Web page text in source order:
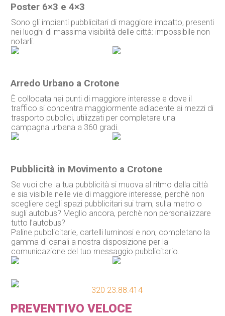
Poster 6×3 e 4×3
Sono gli impianti pubblicitari di maggiore impatto, presenti
nei luoghi di massima visibilità delle città: impossibile non
notarli.
Arredo Urbano a Crotone
È collocata nei punti di maggiore interesse e dove il
traffico si concentra maggiormente adiacente ai mezzi di
trasporto pubblici, utilizzati per completare una
campagna urbana a 360 gradi.
Pubblicità in Movimento a Crotone
Se vuoi che la tua pubblicità si muova al ritmo della città
e sia visibile nelle vie di maggiore interesse, perchè non
scegliere degli spazi pubblicitari sui tram, sulla metro o
sugli autobus? Meglio ancora, perchè non personalizzare
tutto l’autobus?
Paline pubblicitarie, cartelli luminosi e non, completano la
gamma di canali a nostra disposizione per la
comunicazione del tuo messaggio pubblicitario.
320 23.88.414
PREVENTIVO VELOCE